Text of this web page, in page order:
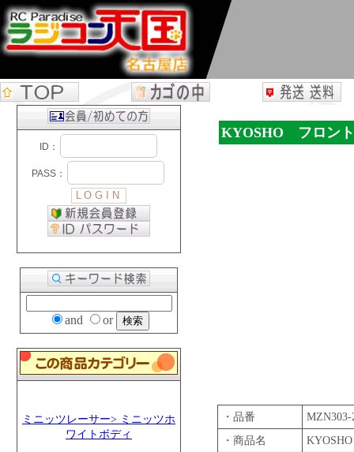
and or
ミニッツレーサー> ミニッツホ
ワイトボディ
KYOSHO フロント
・品番
MZN303-
・商品名